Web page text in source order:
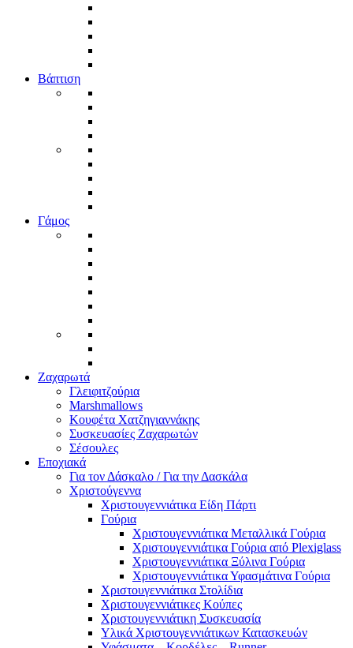
Βάπτιση
Γάμος
Ζαχαρωτά
Γλειφιτζούρια
Marshmallows
Κουφέτα Χατζηγιαννάκης
Συσκευασίες Ζαχαρωτών
Σέσουλες
Εποχιακά
Για τον Δάσκαλο / Για την Δασκάλα
Χριστούγεννα
Χριστουγεννιάτικα Είδη Πάρτι
Γούρια
Χριστουγεννιάτικα Μεταλλικά Γούρια
Χριστουγεννιάτικα Γούρια από Plexiglass
Χριστουγεννιάτικα Ξύλινα Γούρια
Χριστουγεννιάτικα Υφασμάτινα Γούρια
Χριστουγεννιάτικα Στολίδια
Χριστουγεννιάτικες Κούπες
Χριστουγεννιάτικη Συσκευασία
Υλικά Χριστουγεννιάτικων Κατασκευών